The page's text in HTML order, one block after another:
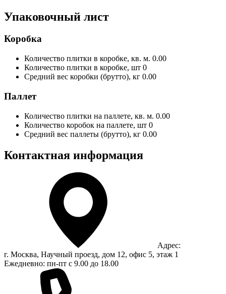
Упаковочный лист
Коробка
Количество плитки в коробке, кв. м. 0.00
Количество плитки в коробке, шт 0
Средний вес коробки (брутто), кг 0.00
Паллет
Количество плитки на паллете, кв. м. 0.00
Количество коробок на паллете, шт 0
Средний вес паллеты (брутто), кг 0.00
Контактная информация
Адрес:
г. Москва, Научный проезд, дом 12, офис 5, этаж 1
Ежедневно: пн-пт с 9.00 до 18.00